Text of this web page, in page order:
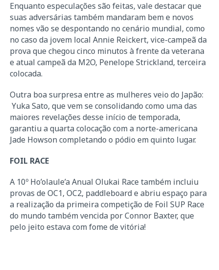
Enquanto especulações são feitas, vale destacar que
suas adversárias também mandaram bem e novos
nomes vão se despontando no cenário mundial, como
no caso da jovem local Annie Reickert, vice-campeã da
prova que chegou cinco minutos à frente da veterana
e atual campeã da M2O, Penelope Strickland, terceira
colocada.
Outra boa surpresa entre as mulheres veio do Japão:
Yuka Sato, que vem se consolidando como uma das
maiores revelações desse início de temporada,
garantiu a quarta colocação com a norte-americana
Jade Howson completando o pódio em quinto lugar.
FOIL RACE
A 10º Ho’olaule’a Anual Olukai Race também incluiu
provas de OC1, OC2, paddleboard e abriu espaço para
a realização da primeira competição de Foil SUP Race
do mundo também vencida por Connor Baxter, que
pelo jeito estava com fome de vitória!